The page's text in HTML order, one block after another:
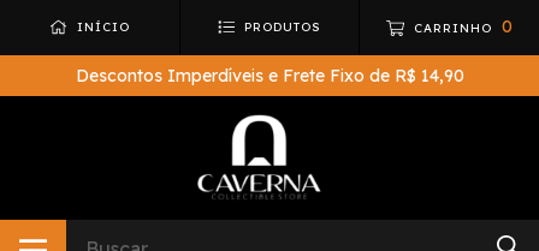
INÍCIO PRODUTOS CARRINHO 0
Descontos Imperdíveis e Frete Fixo de R$ 14,90